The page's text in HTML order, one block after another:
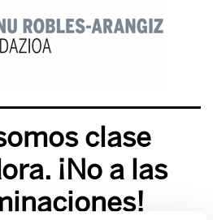
clase
¡No a las